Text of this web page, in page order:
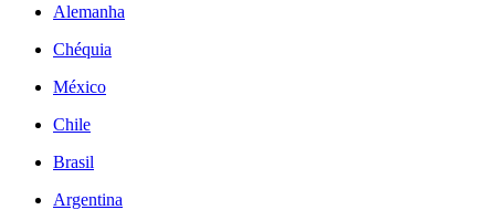
Alemanha
Chéquia
México
Chile
Brasil
Argentina